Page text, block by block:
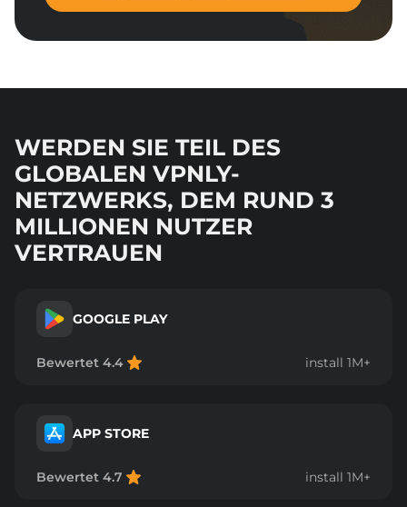
WERDEN SIE TEIL DES
GLOBALEN VPNLY-
NETZWERKS, DEM RUND 3
MILLIONEN NUTZER
VERTRAUEN
GOOGLE PLAY
Bewertet 4.4 install 1M+
APP STORE
Bewertet 4.7 install 1M+